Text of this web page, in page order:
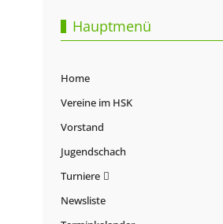
Hauptmenü
Home
Vereine im HSK
Vorstand
Jugendschach
Turniere
Newsliste